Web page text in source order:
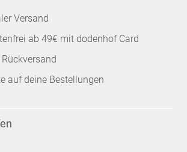
Versand
ab 49€ mit dodenhof Card
auf deine Bestellungen